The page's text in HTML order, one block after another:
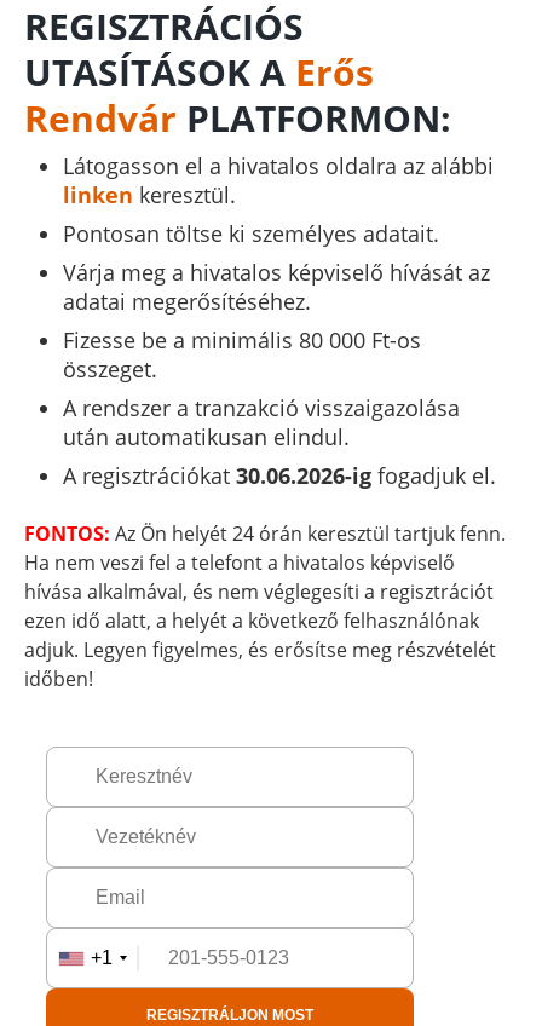
REGISZTRÁCIÓS
UTASÍTÁSOK A Erős
Rendvár PLATFORMON:
Látogasson el a hivatalos oldalra az alábbi
linken keresztül.
Pontosan töltse ki személyes adatait.
Várja meg a hivatalos képviselő hívását az
adatai megerősítéséhez.
Fizesse be a minimális 80 000 Ft-os
összeget.
A rendszer a tranzakció visszaigazolása
után automatikusan elindul.
A regisztrációkat30.06.2026-igfogadjuk el.
FONTOS: Az Ön helyét 24 órán keresztül tartjuk fenn.
Ha nem veszi fel a telefont a hivatalos képviselő
hívása alkalmával, és nem véglegesíti a regisztrációt
ezen idő alatt, a helyét a következő felhasználónak
adjuk. Legyen figyelmes, és erősítse meg részvételét
időben!
+1
REGISZTRÁLJON MOST